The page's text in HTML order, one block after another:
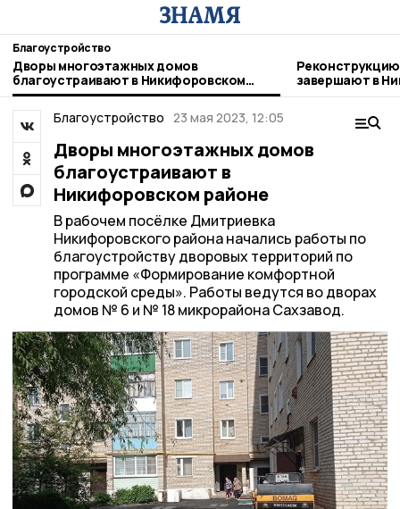
Благоустройство
Дворы многоэтажных домов
благоустраивают в Никифоровском
районе
завершают в
Благоустройство 23 мая 2023, 12:05
Дворы многоэтажных домов
благоустраивают в
Никифоровском районе
В рабочем посёлке Дмитриевка
Никифоровского района начались работы по
благоустройству дворовых территорий по
программе «Формирование комфортной
городской среды». Работы ведутся во дворах
домов № 6 и № 18 микрорайона Сахзавод.